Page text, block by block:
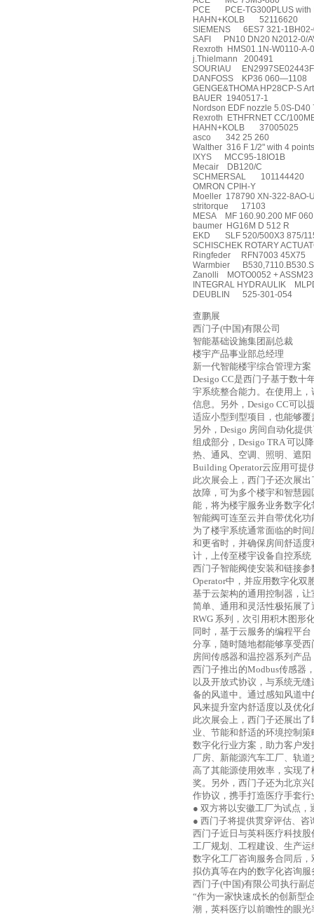
PCE
PCE-TG300PLUS
HAHN+KOLB
52116620
SIEMENS
6ES7 321-
SAFI
PN10 DN20 N2012-0/
Rexroth
HMS01.1N-W0110-A-
j.Thielmann
200491
SOURIAU
DANFOSS
KP36 060—1108
GENGE&THOMA HP28CP-S
BAUER 1940517-1
Nordson EDF nozzle 5.0S-D40
Rexroth
ETHFRNET CC/
HAHN+KOLB
37005025
asco
342 25 260
Walther 316 F 1/2" with 4
IXYS
MCC95-18IO1B
Mecair
DB120/C
SCHMERSAL
101144420
OMRON CPIH-Y
Moeller 178790 XN-322-8AO-
stritorque
17103
MESA
MF 160.90.200 MF
baumer HG16M D 512 R
EKD
SLF 520/500X3 875/
SCHISCHEK ROTARY
Ringfeder
RFN7003 45X75
Warmbier
Zanolli
MOTO0052 +
INTEGRAL HYDRAULIK
DEUBLIN
525-301-054
查鹏展
西门子(中国)有限公司
智能基础设施集团副总裁
楼宇产品事业部总经理
新一代智能楼宇综合管理方
Desigo CC是西门子基于数十
宇系统整合能力。在使用上
信息。另外， Desigo CC可以
适应小型到型项目，也能够
另外， Desigo 房间自动化提
组成部分， Desigo TRA可以
热、通风、空调、照明、遮
Building Operator云应用可提
此次展会上，西门子还次展出
故障，可为多个楼宇和智慧
能，将为楼宇服务业务数字
智能阀可连至云并自带优化功
为了楼宇系统通常面临的时
和更省时，并确保房间舒适
计，上传至楼宇设备自控系
西门子智能阀使安装和链接
Operator中，并应用数字化双
基于云架构的通用控制器，
简单、通用和灵活性极拓展
RWG 系列，次引用积木图形
同时，基于云服务的编程平
分享，随时随地都能够享受
房间传感器和温控器系列产
西门子推出的Modbus传感器
以及开放式协议，与系统无
备的风道中。通过感知风道中
风来提升室内舒适度以及优
此次展会上，西门子还展出了
业、节能和舒适的环境控制
数字化行业方案，助力客户
厂房、新能源汽车工厂、轨
高了其能源使用效率，实现
奖。另外，西门子还为北京
作协议，携手打造医疗手套
● 双方将以安徽工厂为试点，
● 西门子将提供贯穿评估、
西门子近日与英科医疗科技股
工厂规划、工程建设、生产
数字化工厂咨询服务合同后
拟仿真等在内的数字化咨询
西门子(中国)有限公司执行副
“作为一家快速成长的创新型
潮，英科医疗以前瞻性的眼